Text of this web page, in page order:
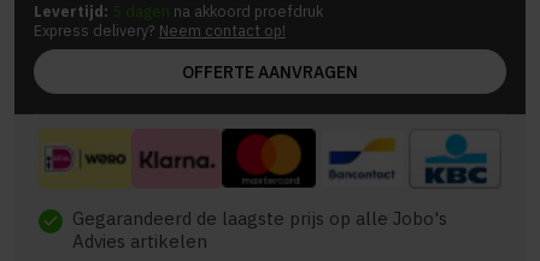
Levertijd: 5 dagen na akkoord proefdruk
Express delivery? Neem contact op!
OFFERTE AANVRAGEN
check Gegarandeerd de laagste prijs op alle Jobo's
Advies artikelen